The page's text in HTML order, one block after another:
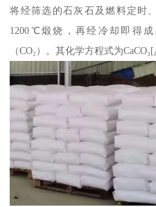
将经筛选的石灰石及燃料定时
1200℃煅烧，再经冷却即得
（CO₂）。其化学方程式为